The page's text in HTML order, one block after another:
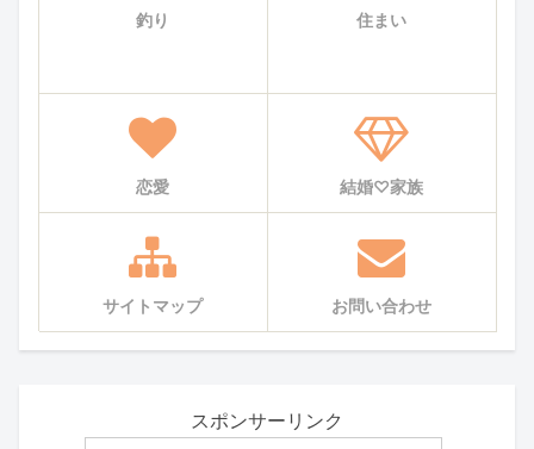
釣り 住まい
恋愛 結婚♡家族
サイトマップ お問い合わせ
スポンサーリンク